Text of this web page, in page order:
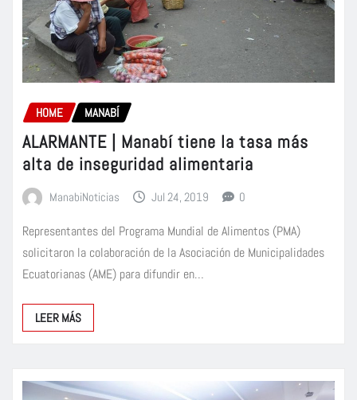
HOME MANABÍ
ALARMANTE | Manabí tiene la tasa más
alta de inseguridad alimentaria
ManabiNoticias Jul 24, 2019 0
Representantes del Programa Mundial de Alimentos (PMA)
solicitaron la colaboración de la Asociación de Municipalidades
Ecuatorianas (AME) para difundir en…
LEER MÁS